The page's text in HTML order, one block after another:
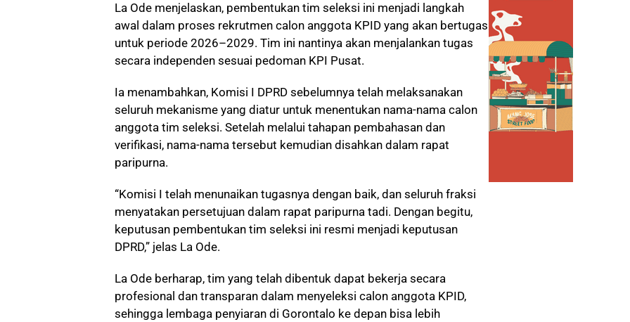
La Ode menjelaskan, pembentukan tim seleksi ini menjadi langkah
awal dalam proses rekrutmen calon anggota KPID yang akan bertugas
untuk periode 2026–2029. Tim ini nantinya akan menjalankan tugas
secara independen sesuai pedoman KPI Pusat.
Ia menambahkan, Komisi I DPRD sebelumnya telah melaksanakan
seluruh mekanisme yang diatur untuk menentukan nama-nama calon
anggota tim seleksi. Setelah melalui tahapan pembahasan dan
verifikasi, nama-nama tersebut kemudian disahkan dalam rapat
paripurna.
“Komisi I telah menunaikan tugasnya dengan baik, dan seluruh fraksi
menyatakan persetujuan dalam rapat paripurna tadi. Dengan begitu,
keputusan pembentukan tim seleksi ini resmi menjadi keputusan
DPRD,” jelas La Ode.
La Ode berharap, tim yang telah dibentuk dapat bekerja secara
profesional dan transparan dalam menyeleksi calon anggota KPID,
sehingga lembaga penyiaran di Gorontalo ke depan bisa lebih